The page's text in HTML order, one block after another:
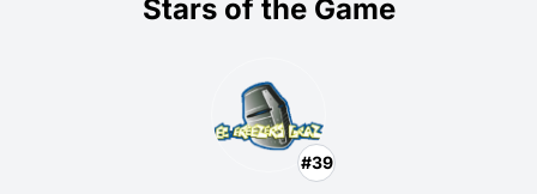
Stars of the Game
#39